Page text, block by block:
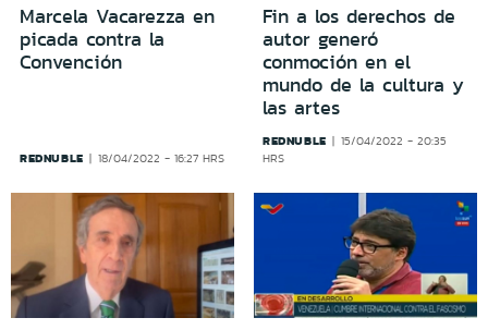
Marcela Vacarezza en
picada contra la
Convención
REDNUBLE 18/04/2022 - 16:27 HRS
Fin a los derechos de
autor generó
conmoción en el
mundo de la cultura y
las artes
REDNUBLE
15/04/2022 - 20:35
HRS